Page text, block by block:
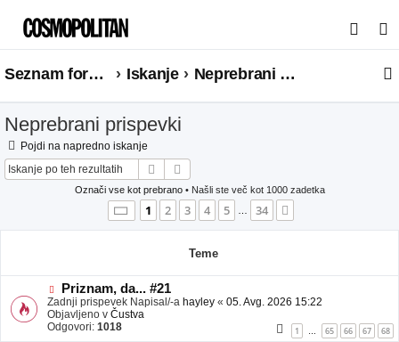
s
a
Seznam forumov Iskanje Neprebrani prispevki
Neprebrani prispevki
Pojdi na napredno iskanje
Iskanje
Označi vse kot prebrano• Našli ste več kot 1000 zadetka
Stran 1od34
1 2 3 4 5 … 34
Teme
N
o
v
e
Priznam, da... #21
Zadnji prispevek Napisal/-a hayley « 05. Avg. 2026 15:22
Objavljeno v Čustva
Odgovori: 1018 1 … 65 66 67 68